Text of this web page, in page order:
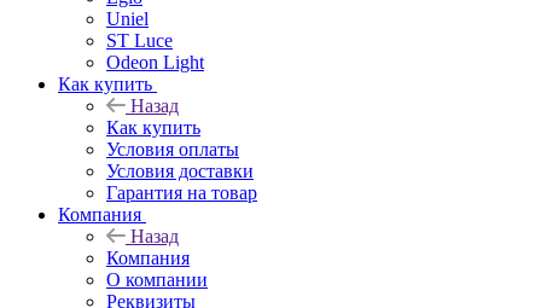
Uniel
ST Luce
Odeon Light
Как купить
Назад
Как купить
Условия оплаты
Условия доставки
Гарантия на товар
Компания
Назад
Компания
О компании
Реквизиты